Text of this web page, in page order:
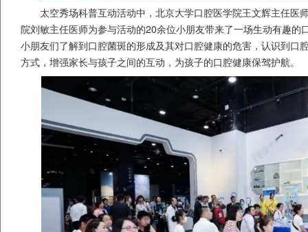
太空秀场科普互动活动中，北京大学口腔医学院王文辉主任医
院刘敏主任医师为参与活动的20余位小朋友带来了一场生动有趣的
小朋友们了解到口腔菌斑的形成及其对口腔健康的危害，认识到口
方式，增强家长与孩子之间的互动，为孩子的口腔健康保驾护航。